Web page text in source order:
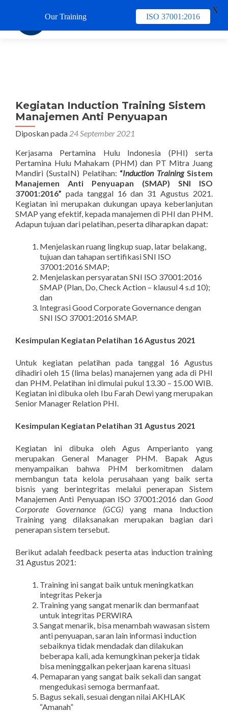
Kegiatan Induction Training Sistem
Manajemen Anti Penyuapan
Diposkan pada 24 September 2021
Kerjasama Pertamina Hulu Indonesia (PHI) serta
Pertamina Hulu Mahakam (PHM) dan PT Mitra Juang
Mandiri (SustaIN) Pelatihan: “Induction TrainingSistem
Manajemen Anti Penyuapan (SMAP) SNI ISO
37001:2016” pada tanggal 16 dan 31 Agustus 2021.
Kegiatan ini merupakan dukungan upaya keberlanjutan
SMAP yang efektif, kepada manajemen di PHI dan PHM.
Adapun tujuan dari pelatihan, peserta diharapkan dapat:
Menjelaskan ruang lingkup suap, latar belakang,
tujuan dan tahapan sertifikasi SNI ISO
37001:2016 SMAP;
Menjelaskan persyaratan SNI ISO 37001:2016
SMAP (Plan, Do, Check Action – klausul 4 s.d 10);
dan
Integrasi Good Corporate Governance dengan
SNI ISO 37001:2016 SMAP.
Kesimpulan Kegiatan Pelatihan 16 Agustus 2021
Untuk kegiatan pelatihan pada tanggal 16 Agustus
dihadiri oleh 15 (lima belas) manajemen yang ada di PHI
dan PHM. Pelatihan ini dimulai pukul 13.30 – 15.00 WIB.
Kegiatan ini dibuka oleh Ibu Farah Dewi yang merupakan
Senior Manager Relation PHI.
Kesimpulan Kegiatan Pelatihan 31 Agustus 2021
Kegiatan ini dibuka oleh Agus Amperianto yang
merupakan General Manager PHM. Bapak Agus
menyampaikan bahwa PHM berkomitmen dalam
membangun tata kelola perusahaan yang baik serta
bisnis yang berintegritas melalui penerapan Sistem
Manajemen Anti Penyuapan ISO 37001:2016 dan Good
Corporate Governance (GCG)yang mana Induction
Training yang dilaksanakan merupakan bagian dari
penerapan sistem tersebut.
Berikut adalah feedback peserta atas induction training
31 Agustus 2021:
Training ini sangat baik untuk meningkatkan
integritas Pekerja
Training yang sangat menarik dan bermanfaat
untuk integritas PERWIRA
Sangat menarik, bisa menambah wawasan sistem
anti penyuapan, saran lain informasi induction
sebaiknya tidak mendadak dan dilakukan
beberapa kali, ada kemungkinan pekerja tidak
bisa meninggalkan pekerjaan karena situasi
Pemaparan yang sangat baik sekali dan sangat
mengedukasi semoga bermanfaat.
Bagus sekali, sesuai dengan nilai AKHLAK
“Amanah”
Our Training ISO 37001:2016
X